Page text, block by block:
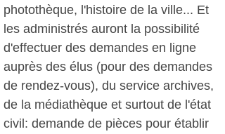
photothèque, l'histoire de la ville... Et
les administrés auront la possibilité
d'effectuer des demandes en ligne
auprès des élus (pour des demandes
de rendez-vous), du service archives,
de la médiathèque et surtout de l'état
civil: demande de pièces pour établir